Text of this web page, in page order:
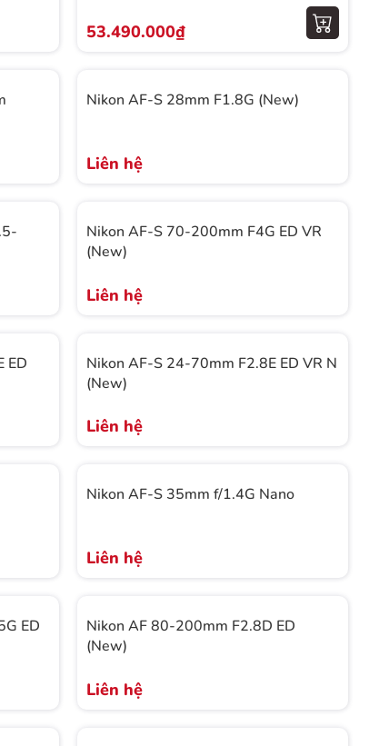
53.490.000₫
Nikon AF-S 28mm F1.8G (New)
Liên hệ
Nikon AF-S 70-200mm F4G ED VR
(New)
Liên hệ
ED
Nikon AF-S 24-70mm F2.8E ED VR N
(New)
Liên hệ
Nikon AF-S 35mm f/1.4G Nano
Liên hệ
ED
Nikon AF 80-200mm F2.8D ED
(New)
Liên hệ